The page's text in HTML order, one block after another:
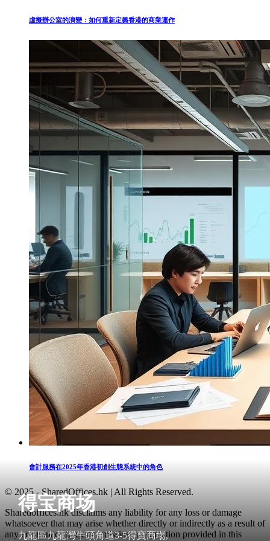
得宝商场
九龍區九龍灣牛頭角道3-5得寶商場,
虛擬辦公室的演變：如何重新定義香港的商業運作
會計服務在2025年香港初創生態系統中的角色
© 2025 - SharedOffices.hk | All Rights Reserved.
Sharedoffices.hk disclaims any liability for any loss or damage
whatsoever that may arise whether directly or indirectly as a result of
any error, inaccuracy or omission. Information provided in this